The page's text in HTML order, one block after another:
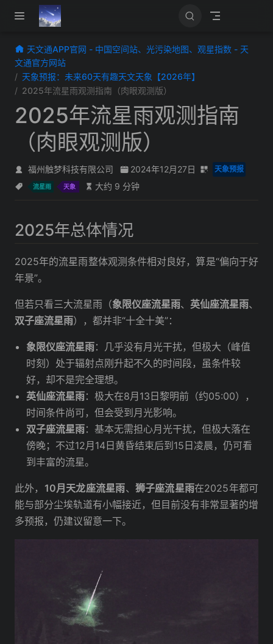
跳至主要內容
天文通APP官网 - 中国空间站、光污染地图、观星指数 - 天
文通官方网站
天象预报：未来60天有趣天文天象【2026年】
2025年流星雨观测指南（肉眼观测版）
2025年流星雨观测指南
（肉眼观测版）
福州触梦科技有限公司 2024年12月27日 天象预报
流星雨 天象 大约 9 分钟
2025年总体情况
2025年的流星雨整体观测条件相对良好，算是“偏向于好
年景”。
但若只看三大流星雨（象限仪座流星雨、 英仙座流星雨、
双子座流星雨），都并非“十全十美”：
象限仪座流星雨：几乎没有月光干扰，但极大（峰值
时刻）处于辐射点刚升起不久的时间段，虽条件较
好，却不是完全理想。
英仙座流星雨：极大在8月13日黎明前（约05:00），
时间条件尚可，但会受到月光影响。
双子座流星雨：基本无需担心月光干扰，但极大落在
傍晚；不过12月14日黄昏结束后到15日凌晨，仍可看
到丰富的流星。
此外， 10月天龙座流星雨、 狮子座流星雨在2025年都可
能与部分尘埃轨道有小幅接近，但目前没有非常显著的增
多预报，仍建议留意一下。